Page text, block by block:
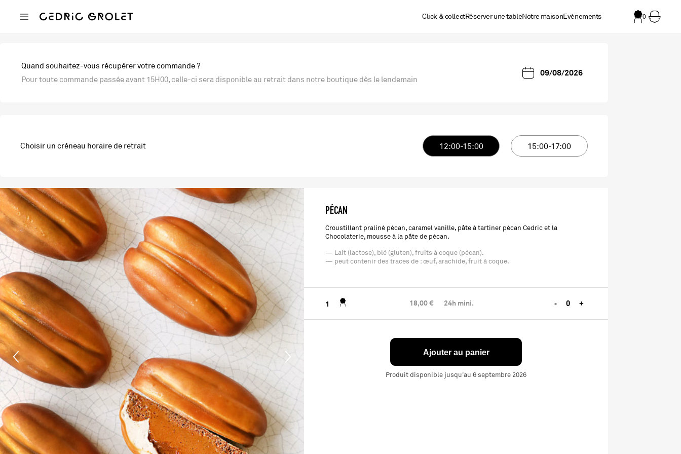
Click & collectRéserver une tableNotre maisonEvénements 0
Quand souhaitez-vous récupérer votre commande ?
Pour toute commande passée avant 15H00, celle-ci sera disponible au retrait dans notre boutique dès le lendemain
Choisir un créneau horaire de retrait 12:00-15:00 15:00-17:00
PÉCAN
Croustillant praliné pécan, caramel vanille, pâte à tartiner pécan Cedric et la
Chocolaterie, mousse à la pâte de pécan.
— Lait (lactose), blé (gluten), fruits à coque (pécan).
— peut contenir des traces de : œuf, arachide, fruit à coque.
1 18,00 € 24h mini. - +
Ajouter au panier
Produit disponible jusqu'au 6 septembre 2026